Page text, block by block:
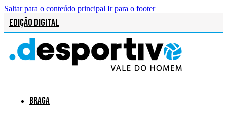
Saltar para o conteúdo principal Ir para o footer
Edição Digital
Braga